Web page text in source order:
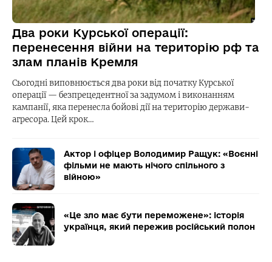
Два роки Курської операції:
перенесення війни на територію рф та
злам планів Кремля
Сьогодні виповнюється два роки від початку Курської
операції — безпрецедентної за задумом і виконанням
кампанії, яка перенесла бойові дії на територію держави-
агресора. Цей крок…
Актор і офіцер Володимир Ращук: «Воєнні
фільми не мають нічого спільного з
війною»
«Це зло має бути переможене»: історія
українця, який пережив російський полон